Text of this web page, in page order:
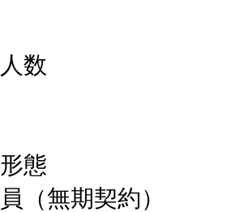
数
態
（無期契約）